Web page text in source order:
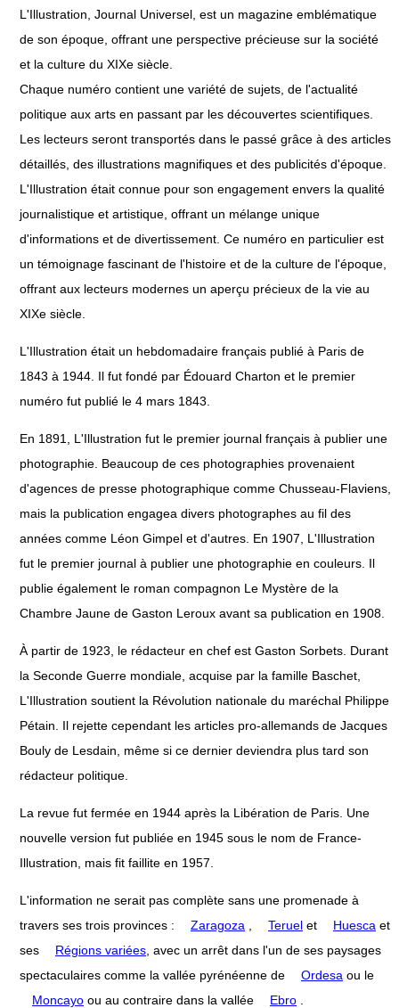
L'Illustration, Journal Universel, est un magazine emblématique
de son époque, offrant une perspective précieuse sur la société
et la culture du XIXe siècle.
Chaque numéro contient une variété de sujets, de l'actualité
politique aux arts en passant par les découvertes scientifiques.
Les lecteurs seront transportés dans le passé grâce à des articles
détaillés, des illustrations magnifiques et des publicités d'époque.
L'Illustration était connue pour son engagement envers la qualité
journalistique et artistique, offrant un mélange unique
d'informations et de divertissement. Ce numéro en particulier est
un témoignage fascinant de l'histoire et de la culture de l'époque,
offrant aux lecteurs modernes un aperçu précieux de la vie au
XIXe siècle.
L'Illustration était un hebdomadaire français publié à Paris de
1843 à 1944. Il fut fondé par Édouard Charton et le premier
numéro fut publié le 4 mars 1843.
En 1891, L'Illustration fut le premier journal français à publier une
photographie. Beaucoup de ces photographies provenaient
d'agences de presse photographique comme Chusseau-Flaviens,
mais la publication engagea divers photographes au fil des
années comme Léon Gimpel et d'autres. En 1907, L'Illustration
fut le premier journal à publier une photographie en couleurs. Il
publie également le roman compagnon Le Mystère de la
Chambre Jaune de Gaston Leroux avant sa publication en 1908.
À partir de 1923, le rédacteur en chef est Gaston Sorbets. Durant
la Seconde Guerre mondiale, acquise par la famille Baschet,
L'Illustration soutient la Révolution nationale du maréchal Philippe
Pétain. Il rejette cependant les articles pro-allemands de Jacques
Bouly de Lesdain, même si ce dernier deviendra plus tard son
rédacteur politique.
La revue fut fermée en 1944 après la Libération de Paris. Une
nouvelle version fut publiée en 1945 sous le nom de France-
Illustration, mais fit faillite en 1957.
L'information ne serait pas complète sans une promenade à
travers ses trois provinces :
Zaragoza Teruel et Huesca et
ses
Régions variées , avec un arrêt dans l'un de ses paysages
spectaculaires comme la vallée pyrénéenne de
Ordesa ou le
Moncayo ou au contraire dans la vallée Ebro